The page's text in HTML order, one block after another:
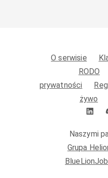
O serwisie
RODO
prywatności
żywo
Naszymi
Grupa
BlueLionJob